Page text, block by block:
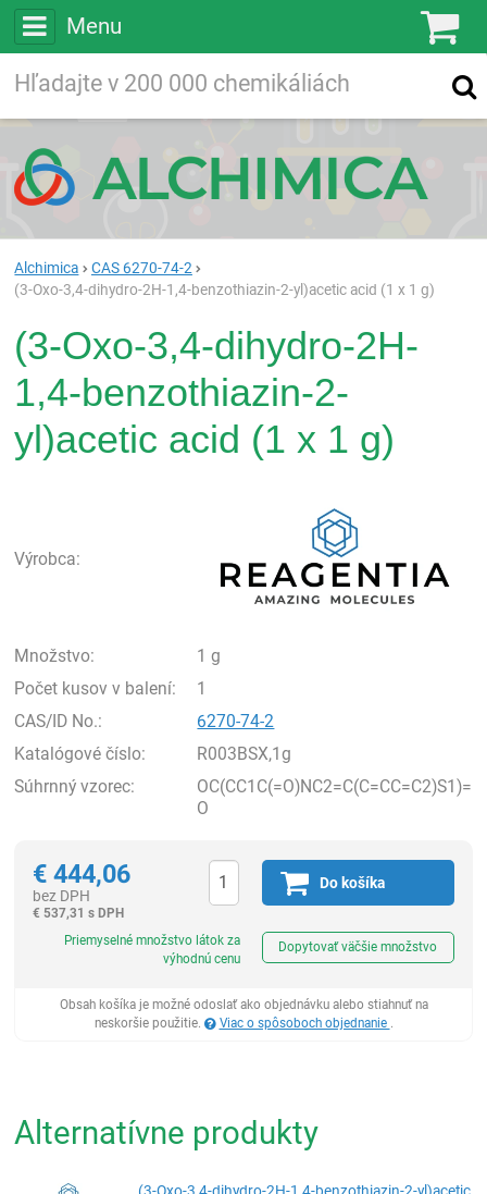
Menu
Vyhľadávanie
Alchimica
CAS 6270-74-2
(3-Oxo-3,4-dihydro-2H-1,4-benzothiazin-2-yl)acetic acid (1 x 1 g)
(3-Oxo-3,4-dihydro-2H-
1,4-benzothiazin-2-
yl)acetic acid (1 x 1 g)
Výrobca:
Množstvo:
1 g
Počet kusov v balení:
1
CAS/ID No.:
6270-74-2
Katalógové číslo:
R003BSX,1g
Súhrnný vzorec:
OC(CC1C(=O)NC2=C(C=CC=C2)S1)=
O
€ 444,06
bez DPH
€ 537,31 s DPH
Do košíka
Priemyselné množstvo látok za
výhodnú cenu
Dopytovať väčšie množstvo
Obsah košíka je možné odoslať ako objednávku alebo stiahnuť na
neskoršie použitie.
Viac o spôsoboch objednanie .
Alternatívne produkty